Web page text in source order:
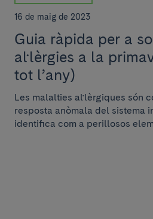
16 de maig de 2023
Guia ràpida per a
al·lèrgies a la
tot l’any)
Les malalties al·lèrgiques són
resposta anòmala del sistema
identifica com a perillosos